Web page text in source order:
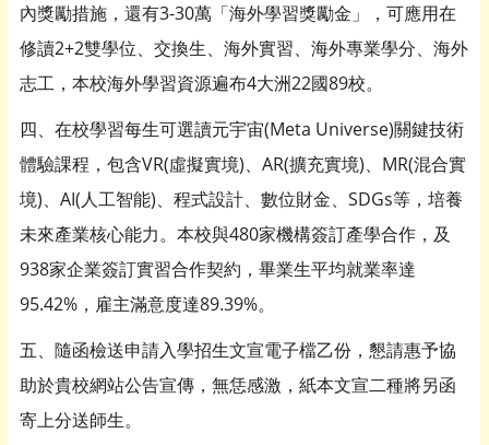
內獎勵措施，還有3-30萬「海外學習獎勵金」，可應用在
修讀2+2雙學位、交換生、海外實習、海外專業學分、海外
志工，本校海外學習資源遍布4大洲22國89校。
四、在校學習每生可選讀元宇宙(Meta Universe)關鍵技術
體驗課程，包含VR(虛擬實境)、AR(擴充實境)、MR(混合實
境)、AI(人工智能)、程式設計、數位財金、SDGs等，培養
未來產業核心能力。本校與480家機構簽訂產學合作，及
938家企業簽訂實習合作契約，畢業生平均就業率達
95.42%，雇主滿意度達89.39%。
五、隨函檢送申請入學招生文宣電子檔乙份，懇請惠予協
助於貴校網站公告宣傳，無恁感激，紙本文宣二種將另函
寄上分送師生。